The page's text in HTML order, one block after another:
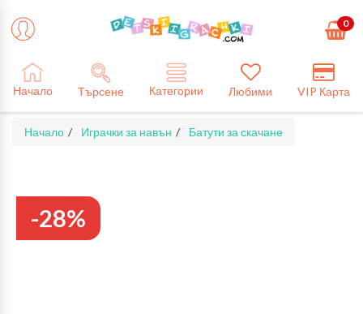
0
Начало Търсене Категории Любими VIP Карта
Начало Играчки за навън Батути за скачане
-28%